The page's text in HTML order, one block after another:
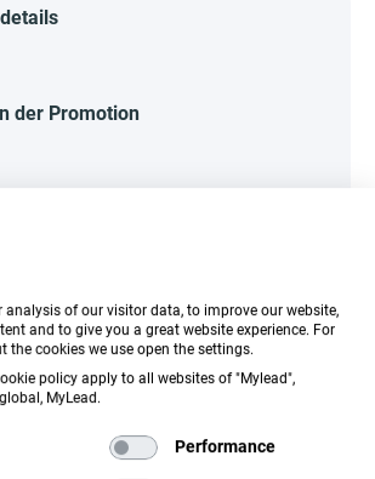
der Promotion
Desktop Tablet
k.A.
analysis of our visitor data, to improve our website,
and to give you a great website experience. For
cookies we use open the settings.
policy apply to all websites of "Mylead",
MyLead.
Performance